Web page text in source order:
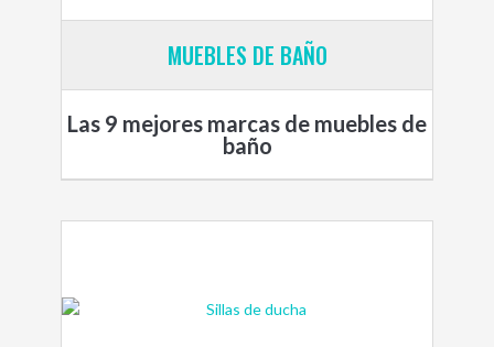
MUEBLES DE BAÑO
Las 9 mejores marcas de muebles de
baño